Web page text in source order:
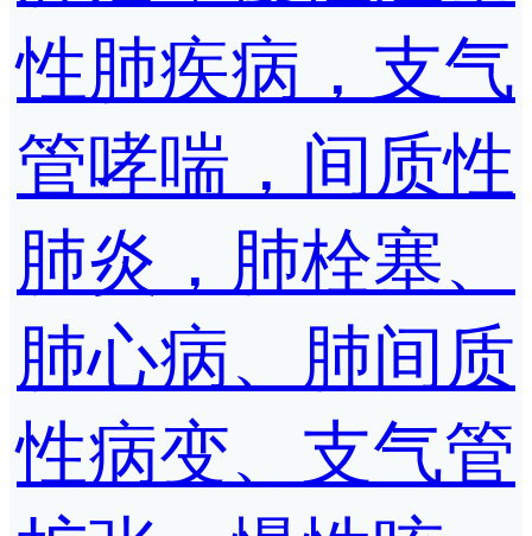
性肺疾病，支气
管哮喘，间质性
肺炎，肺栓塞、
肺心病、肺间质
性病变、支气管